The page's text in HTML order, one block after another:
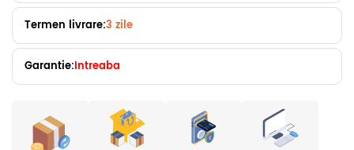
Termen livrare:3 zile
Garantie:Intreaba